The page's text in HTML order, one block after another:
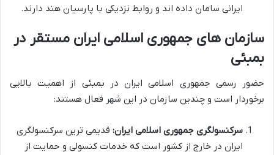
ایرانی سامان داده اند و روابط نزدیکی با پارسیان هند دارند.
سازمان های جمهوری اسلامی ایران مستقر در
بمبئی
حضور رسمی جمهوری اسلامی ایران در بمبئی از اهمیت بالایی
برخوردار است و چندین سازمان در این شهر فعال هستند:
سرکنسولگری جمهوری اسلامی ایران: قدیمی ترین سرکنسولگری
ایران در خارج از کشور است که خدمات کنسولی و حمایت از